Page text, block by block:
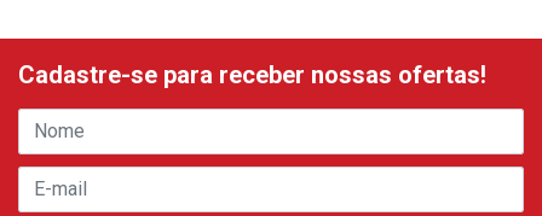
Cadastre-se para receber nossas ofertas!